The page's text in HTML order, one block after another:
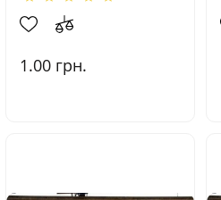
1.00 грн.